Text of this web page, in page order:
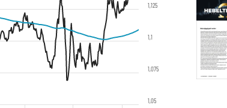
1,05
1,075
1,1
1,125